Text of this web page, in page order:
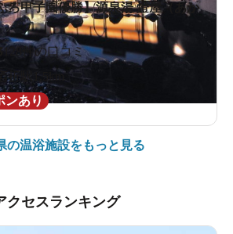
ろ甲子園優勝】源泉湯 燈屋（あか
128件の口コミ
折駅1.5km
ンあり
の温浴施設をもっと見る
クセスランキング